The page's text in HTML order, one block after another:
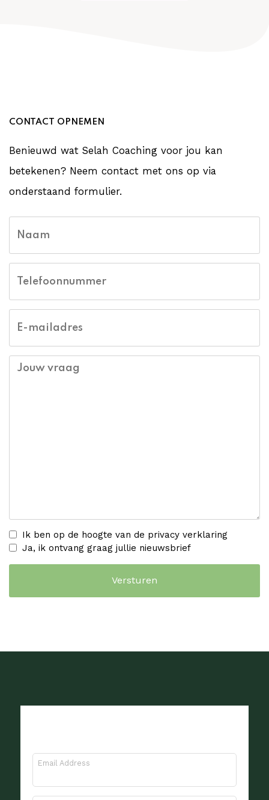
CONTACT OPNEMEN
Benieuwd wat Selah Coaching voor jou kan
betekenen? Neem contact met ons op via
onderstaand formulier.
Call
back
by
fax
Naam
Telefoonnummer
E-mailadres
Jouw vraag
Ik ben op de hoogte van de privacy verklaring
Ja, ik ontvang graag jullie nieuwsbrief
Email Address